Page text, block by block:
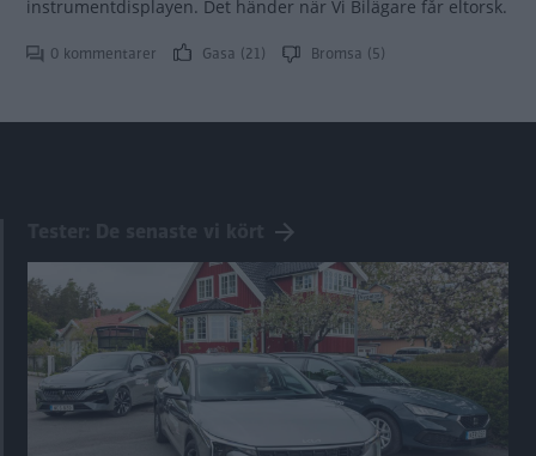
instrumentdisplayen. Det händer när Vi Bilägare får eltorsk.
0 kommentarer Gasa (21) Bromsa (5)